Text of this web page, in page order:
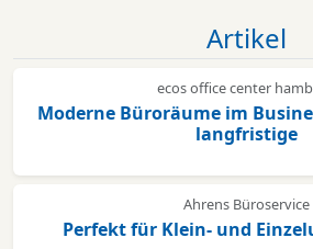
Artikel
ecos office center
Moderne Büroräume im
langfristige
Ahrens Büroservice
Perfekt für Klein- und